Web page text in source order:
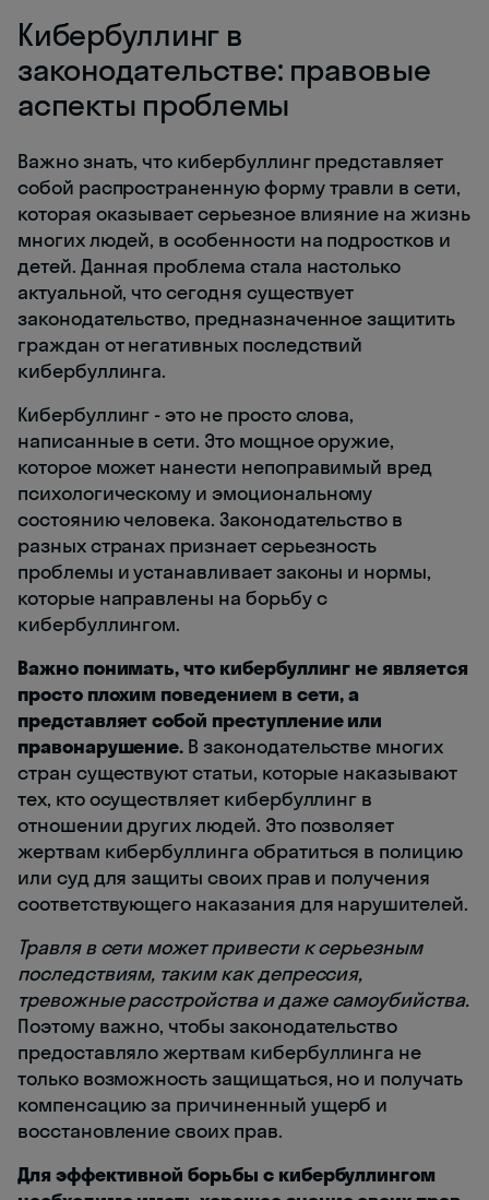
Кибербуллинг в
законодательстве: правовые
аспекты проблемы
Важно знать, что кибербуллинг представляет
собой распространенную форму травли в сети,
которая оказывает серьезное влияние на жизнь
многих людей, в особенности на подростков и
детей. Данная проблема стала настолько
актуальной, что сегодня существует
законодательство, предназначенное защитить
граждан от негативных последствий
кибербуллинга.
Кибербуллинг - это не просто слова,
написанные в сети. Это мощное оружие,
которое может нанести непоправимый вред
психологическому и эмоциональному
состоянию человека. Законодательство в
разных странах признает серьезность
проблемы и устанавливает законы и нормы,
которые направлены на борьбу с
кибербуллингом.
Важно понимать, что кибербуллинг не является
просто плохим поведением в сети, а
представляет собой преступление или
правонарушение. В законодательстве многих
стран существуют статьи, которые наказывают
тех, кто осуществляет кибербуллинг в
отношении других людей. Это позволяет
жертвам кибербуллинга обратиться в полицию
или суд для защиты своих прав и получения
соответствующего наказания для нарушителей.
Травля в сети может привести к серьезным
последствиям, таким как депрессия,
тревожные расстройства и даже самоубийства.
Поэтому важно, чтобы законодательство
предоставляло жертвам кибербуллинга не
только возможность защищаться, но и получать
компенсацию за причиненный ущерб и
восстановление своих прав.
Для эффективной борьбы с кибербуллингом